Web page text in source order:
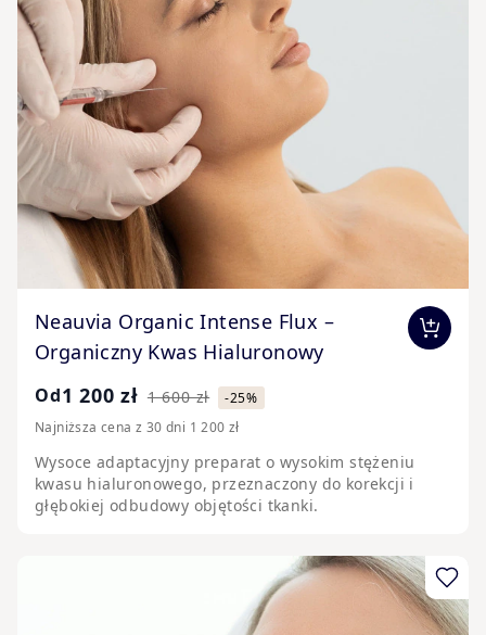
Neauvia Organic Intense Flux –
Organiczny Kwas Hialuronowy
The price depends on the options chosen on the
Od1 200 zł 1 600 zł
-25%
Najniższa cena z 30 dni 1 200 zł
Wysoce adaptacyjny preparat o wysokim stężeniu
kwasu hialuronowego, przeznaczony do korekcji i
głębokiej odbudowy objętości tkanki.